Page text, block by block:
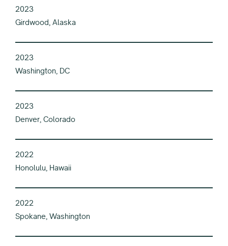
2023
Girdwood, Alaska
2023
Washington, DC
2023
Denver, Colorado
2022
Honolulu, Hawaii
2022
Spokane, Washington